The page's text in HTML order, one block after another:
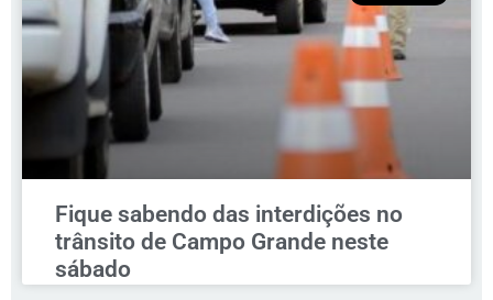
Fique sabendo das interdições no
trânsito de Campo Grande neste
sábado